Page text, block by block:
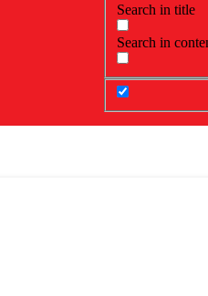
Search in title
Search in